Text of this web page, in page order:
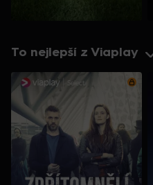
To nejlepší z Viaplay